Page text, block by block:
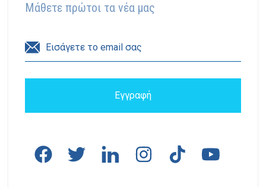
Μάθετε πρώτοι τα νέα μας